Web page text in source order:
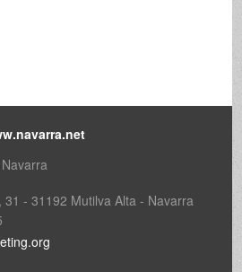
31 - 31192 Mutilva Alta - Navarra